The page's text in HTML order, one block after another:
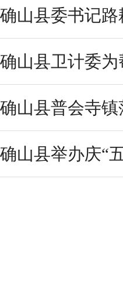
确山县委书记路
确山县卫计委
确山县普会寺
确山县举办庆“